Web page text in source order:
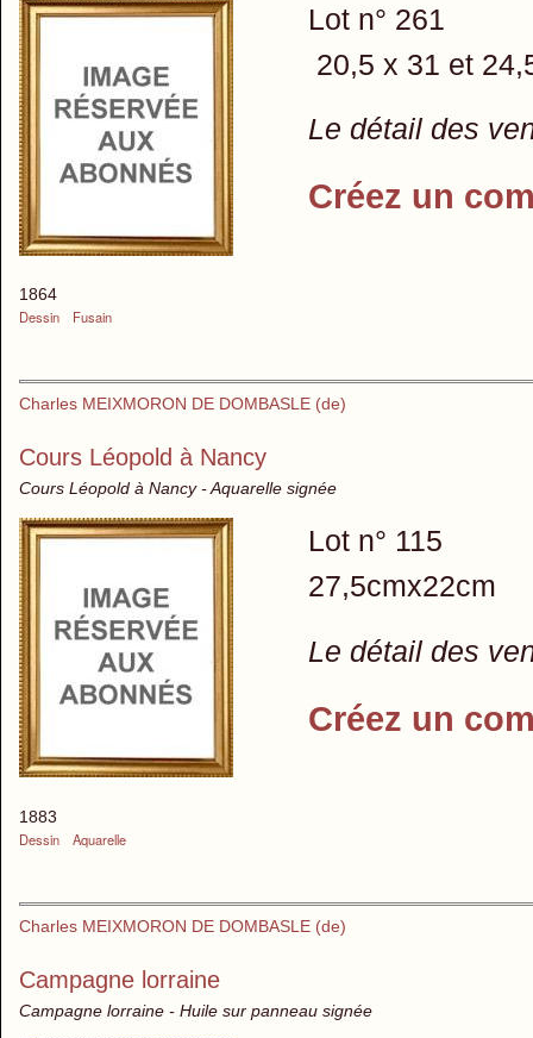
1864
Dessin
Fusain
Lot n° 261
20,5 x 31 et
Le détail des
Créez un
Charles MEIXMORON DE DOMBASLE (de)
Cours Léopold à Nancy
Cours Léopold à Nancy - Aquarelle signée
1883
Dessin
Aquarelle
Lot n° 115
27,5cmx22cm
Le détail des
Créez un
Charles MEIXMORON DE DOMBASLE (de)
Campagne lorraine
Campagne lorraine - Huile sur panneau signée